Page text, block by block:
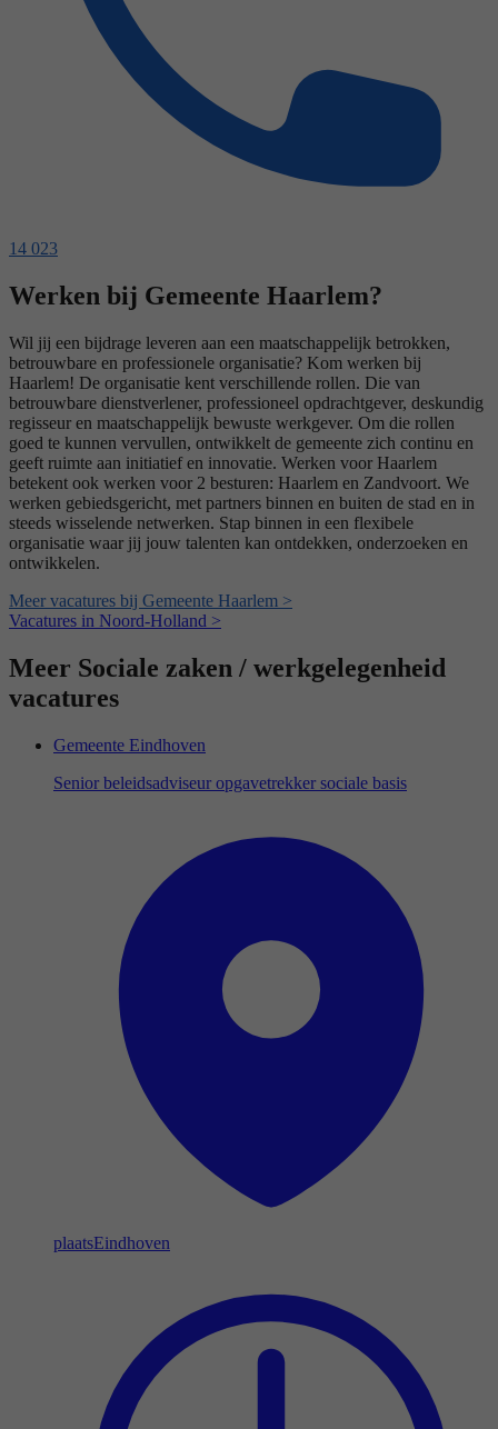
14 023
Werken bij Gemeente Haarlem?
Wil jij een bijdrage leveren aan een maatschappelijk betrokken,
betrouwbare en professionele organisatie? Kom werken bij
Haarlem! De organisatie kent verschillende rollen. Die van
betrouwbare dienstverlener, professioneel opdrachtgever, deskundig
regisseur en maatschappelijk bewuste werkgever. Om die rollen
goed te kunnen vervullen, ontwikkelt de gemeente zich continu en
geeft ruimte aan initiatief en innovatie. Werken voor Haarlem
betekent ook werken voor 2 besturen: Haarlem en Zandvoort. We
werken gebiedsgericht, met partners binnen en buiten de stad en in
steeds wisselende netwerken. Stap binnen in een flexibele
organisatie waar jij jouw talenten kan ontdekken, onderzoeken en
ontwikkelen.
Meer vacatures bij Gemeente Haarlem >
Vacatures in Noord-Holland >
Meer Sociale zaken / werkgelegenheid
vacatures
Gemeente Eindhoven
Senior beleidsadviseur opgavetrekker sociale basis
plaatsEindhoven